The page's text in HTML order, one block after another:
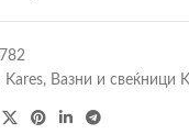
Kares, Вазни и свеќници